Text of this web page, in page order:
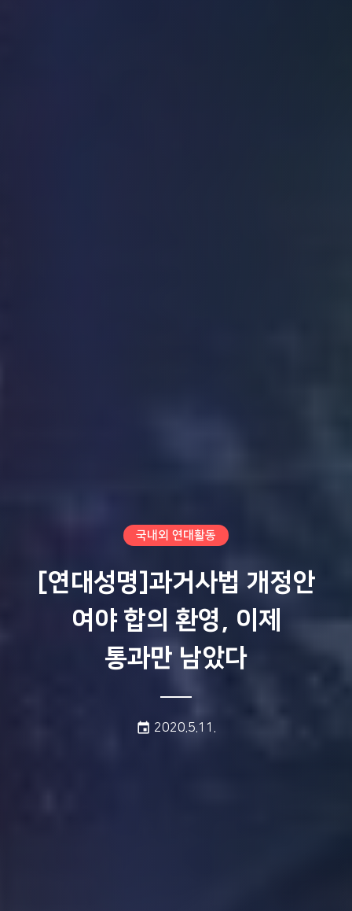
국내외 연대활동
[연대성명]과거사법 개정안
여야 합의 환영, 이제
통과만 남았다
event 게시일:
2020.5.11.